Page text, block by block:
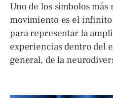
Uno de los símbolos
movimiento es el
para representar la
experiencias dentro del
general, de la